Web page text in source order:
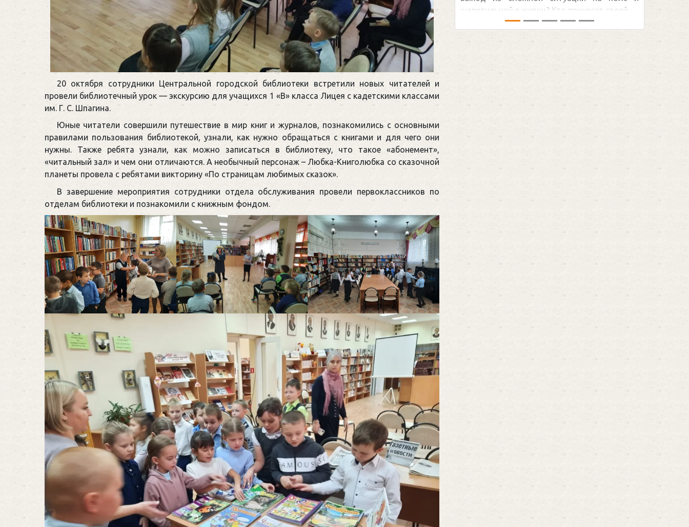
20 октября сотрудники Центральной городской библиотеки встретили новых читателей и
провели библиотечный урок — экскурсию для учащихся 1 «В» класса Лицея с кадетскими классами
им. Г. С. Шпагина.
Юные читатели совершили путешествие в мир книг и журналов, познакомились с основными
правилами пользования библиотекой, узнали, как нужно обращаться с книгами и для чего они
нужны. Также ребята узнали, как можно записаться в библиотеку, что такое «абонемент»,
«читальный зал» и чем они отличаются. А необычный персонаж – Любка-Книголюбка со сказочной
планеты провела с ребятами викторину «По страницам любимых сказок».
В завершение мероприятия сотрудники отдела обслуживания провели первоклассников по
отделам библиотеки и познакомили с книжным фондом.
щепетильной в жизни? Кто принесет своей ...
хоккейная тема последних лет в мире.Перед
сезоном Национальной хоккейной лиги — ...